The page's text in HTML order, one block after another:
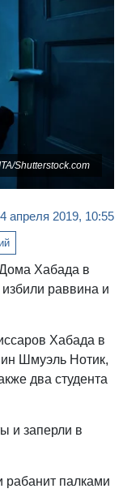
Shutterstock.com
апреля 2019, 10:55
Хабада в
раввина и
Хабада в
Шмуэль Нотик,
два студента
и заперли в
палками